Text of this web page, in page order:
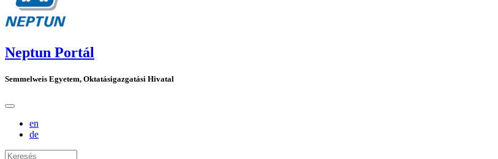
Neptun Portál
Semmelweis Egyetem, Oktatásigazgatási Hivatal
en
de